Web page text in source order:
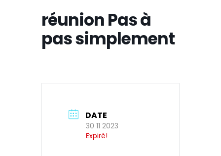
réunion Pas à
pas simplement
DATE
30 11 2023
Expiré!